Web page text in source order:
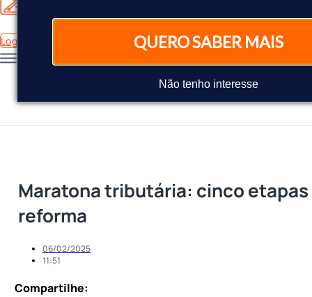
QUERO SABER MAIS
Não tenho interesse
Login
Maratona tributária: cinco
reforma
06/02/2025
11:51
Compartilhe: